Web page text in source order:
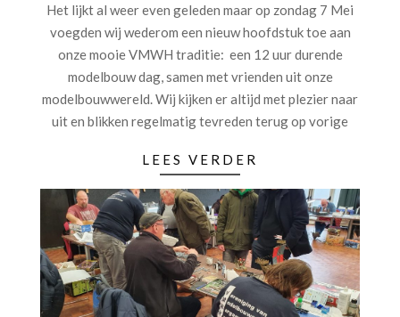
15
Het lijkt al weer even geleden maar op zondag 7 Mei
voegden wij wederom een nieuw hoofdstuk toe aan
onze mooie VMWH traditie: een 12 uur durende
modelbouw dag, samen met vrienden uit onze
modelbouwwereld. Wij kijken er altijd met plezier naar
uit en blikken regelmatig tevreden terug op vorige
LEES VERDER